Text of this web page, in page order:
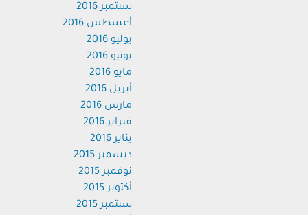
سبتمبر 2016
أغسطس 2016
يوليو 2016
يونيو 2016
مايو 2016
أبريل 2016
مارس 2016
فبراير 2016
يناير 2016
ديسمبر 2015
نوفمبر 2015
أكتوبر 2015
سبتمبر 2015